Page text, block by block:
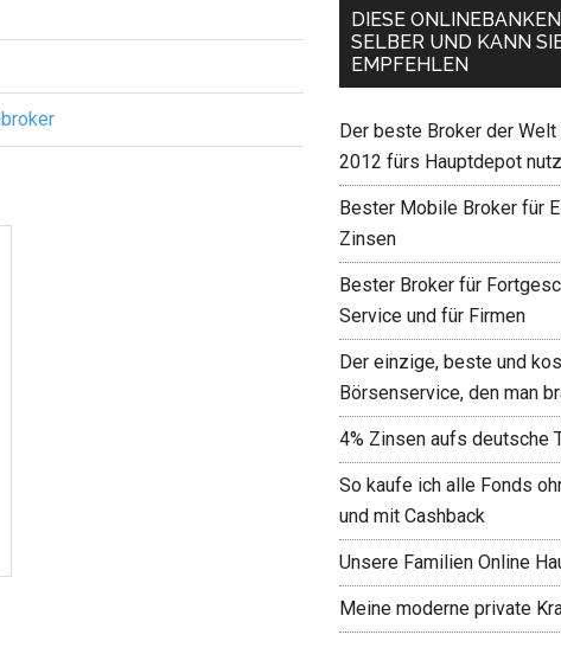
DIESE
SELBER UND KANN
EMPFEHLEN
Der beste Broker der
2012 fürs Hauptdepot
Bester Mobile Broker für
Zinsen
Bester Broker für
Service und für Firmen
Der einzige, beste und
Börsenservice, den man
4% Zinsen aufs deutsche
So kaufe ich alle Fonds
und mit Cashback
Unsere Familien Online
Meine moderne private